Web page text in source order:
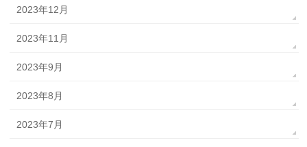
2023年12月
2023年11月
2023年9月
2023年8月
2023年7月